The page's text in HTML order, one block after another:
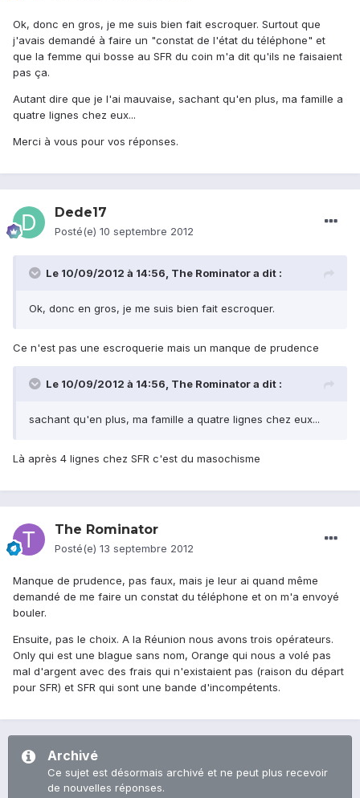
Ok, donc en gros, je me suis bien fait escroquer. Surtout que
j'avais demandé à faire un "constat de l'état du téléphone" et
que la femme qui bosse au SFR du coin m'a dit qu'ils ne faisaient
pas ça.
Autant dire que je l'ai mauvaise, sachant qu'en plus, ma famille a
quatre lignes chez eux...
Merci à vous pour vos réponses.
Dede17
Posté(e) 10 septembre 2012
Le 10/09/2012 à 14:56, The Rominator a dit :
Ok, donc en gros, je me suis bien fait escroquer.
Ce n'est pas une escroquerie mais un manque de prudence
Le 10/09/2012 à 14:56, The Rominator a dit :
sachant qu'en plus, ma famille a quatre lignes chez eux...
Là après 4 lignes chez SFR c'est du masochisme
The Rominator
Posté(e) 13 septembre 2012
Manque de prudence, pas faux, mais je leur ai quand même
demandé de me faire un constat du téléphone et on m'a envoyé
bouler.
Ensuite, pas le choix. A la Réunion nous avons trois opérateurs.
Only qui est une blague sans nom, Orange qui nous a volé pas
mal d'argent avec des frais qui n'existaient pas (raison du départ
pour SFR) et SFR qui sont une bande d'incompétents.
Archivé
Ce sujet est désormais archivé et ne peut plus recevoir
de nouvelles réponses.